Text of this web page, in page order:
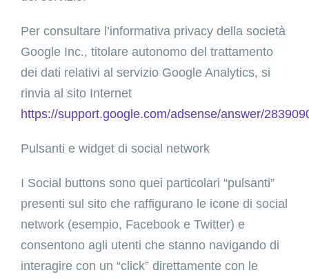
Per consultare l’informativa privacy della società
Google Inc., titolare autonomo del trattamento
dei dati relativi al servizio Google Analytics, si
rinvia al sito Internet
https://support.google.com/adsense/answer/
Pulsanti e widget di social network
I Social buttons sono quei particolari “pulsanti”
presenti sul sito che raffigurano le icone di social
network (esempio, Facebook e Twitter) e
consentono agli utenti che stanno navigando di
interagire con un “click” direttamente con le